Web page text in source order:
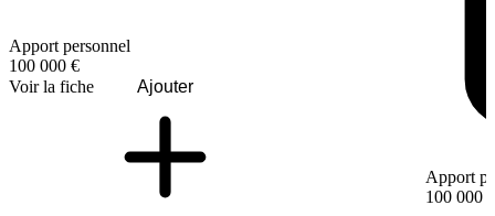
Apport personnel
100 000 €
Voir la fiche
Ajouter
Apport
100 000 €